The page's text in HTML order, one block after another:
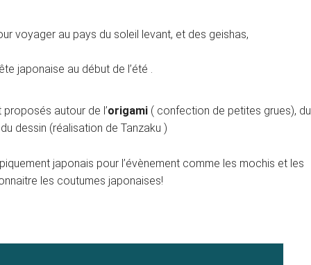
voyager au pays du soleil levant, et des geishas,
japonaise au début de l’été .
autour de l’origami ( confection de petites grues), du
dessin (réalisation de Tanzaku )
japonais pour l’évènement comme les mochis et les
les coutumes japonaises!